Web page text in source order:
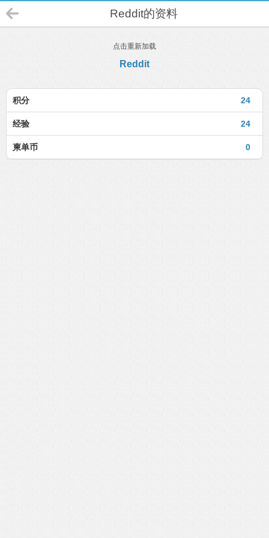
Reddit的资料
点击重新加载
Reddit
24
积分
24
经验
0
柬单币